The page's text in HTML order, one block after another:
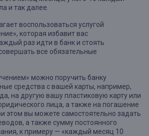
и так далее.
воспользоваться услугой
которая избавит вас
раз идти в банк и стоять
все обязательные
можно поручить банку
средства с вашей карты, например,
на другую вашу пластиковую карту или
лица, а также на погашение
этом вы можете самостоятельно задать
а также сумму постоянного
к примеру — «каждый месяц 10